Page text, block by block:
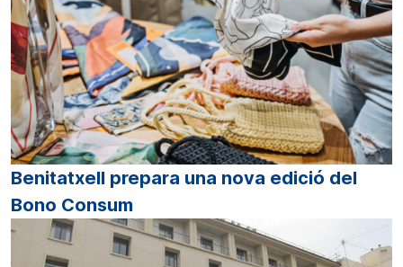
Benitatxell prepara una nova edició del
Bono Consum